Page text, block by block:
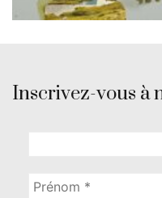
Inscrivez-vous à